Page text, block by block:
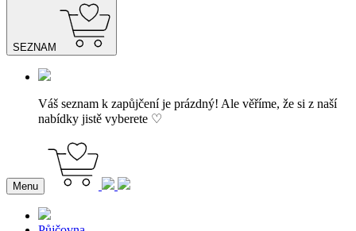
SEZNAM
Váš seznam k zapůjčení je prázdný! Ale věříme, že si z naší
nabídky jistě vyberete ♡
Menu